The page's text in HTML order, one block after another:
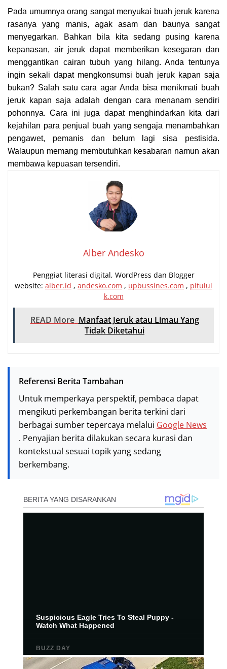
Pada umumnya orang sangat menyukai buah jeruk karena
rasanya yang manis, agak asam dan baunya sangat
menyegarkan. Bahkan bila kita sedang pusing karena
kepanasan, air jeruk dapat memberikan kesegaran dan
menggantikan cairan tubuh yang hilang. Anda tentunya
ingin sekali dapat mengkonsumsi buah jeruk kapan saja
bukan? Salah satu cara agar Anda bisa menikmati buah
jeruk kapan saja adalah dengan cara menanam sendiri
pohonnya. Cara ini juga dapat menghindarkan kita dari
kejahilan para penjual buah yang sengaja menambahkan
pengawet, pemanis dan belum lagi sisa pestisida.
Walaupun memang membutuhkan kesabaran namun akan
membawa kepuasan tersendiri.
Alber Andesko
Penggiat literasi digital, WordPress dan Blogger
website: alber.id , andesko.com , upbussines.com , pitului
k.com
READ More Manfaat Jeruk atau Limau Yang
Tidak Diketahui
Referensi Berita Tambahan
Untuk memperkaya perspektif, pembaca dapat
mengikuti perkembangan berita terkini dari
berbagai sumber tepercaya melalui Google News
. Penyajian berita dilakukan secara kurasi dan
kontekstual sesuai topik yang sedang
berkembang.